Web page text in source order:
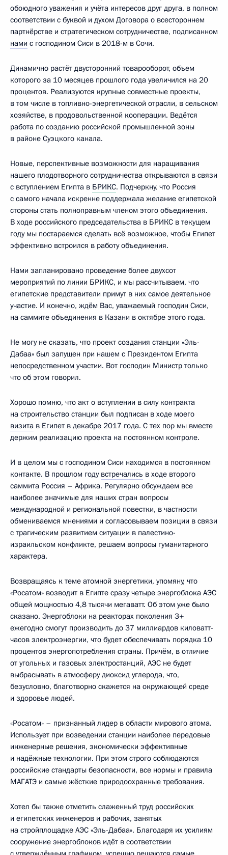
обоюдного уважения и учёта интересов друг друга, в полном
соответствии с буквой и духом Договора о всестороннем
партнёрстве и стратегическом сотрудничестве, подписанном
нами с господином Сиси в 2018-м в Сочи.
Динамично растёт двусторонний товарооборот, объем
которого за 10 месяцев прошлого года увеличился на 20
процентов. Реализуются крупные совместные проекты,
в том числе в топливно-энергетической отрасли, в сельском
хозяйстве, в продовольственной кооперации. Ведётся
работа по созданию российской промышленной зоны
в районе Суэцкого канала.
Новые, перспективные возможности для наращивания
нашего плодотворного сотрудничества открываются в связи
с вступлением Египта в БРИКС. Подчеркну, что Россия
с самого начала искренне поддержала желание египетской
стороны стать полноправным членом этого объединения.
В ходе российского председательства в БРИКС в текущем
году мы постараемся сделать всё возможное, чтобы Египет
эффективно встроился в работу объединения.
Нами запланировано проведение более двухсот
мероприятий по линии БРИКС, и мы рассчитываем, что
египетские представители примут в них самое деятельное
участие. И конечно, ждём Вас, уважаемый господин Сиси,
на саммите объединения в Казани в октябре этого года.
Не могу не сказать, что проект создания станции «Эль-
Дабаа» был запущен при нашем с Президентом Египта
непосредственном участии. Вот господин Министр только
что об этом говорил.
Хорошо помню, что акт о вступлении в силу контракта
на строительство станции был подписан в ходе моего
визита в Египет в декабре 2017 года. С тех пор мы вместе
держим реализацию проекта на постоянном контроле.
И в целом мы с господином Сиси находимся в постоянном
контакте. В прошлом году встречались в ходе второго
саммита Россия – Африка. Регулярно обсуждаем все
наиболее значимые для наших стран вопросы
международной и региональной повестки, в частности
обмениваемся мнениями и согласовываем позиции в связи
с трагическим развитием ситуации в палестино-
израильском конфликте, решаем вопросы гуманитарного
характера.
Возвращаясь к теме атомной энергетики, упомяну, что
«Росатом» возводит в Египте сразу четыре энергоблока АЭС
общей мощностью 4,8 тысячи мегаватт. Об этом уже было
сказано. Энергоблоки на реакторах поколения 3+
ежегодно смогут производить до 37 миллиардов киловатт-
часов электроэнергии, что будет обеспечивать порядка 10
процентов энергопотребления страны. Причём, в отличие
от угольных и газовых электростанций, АЭС не будет
выбрасывать в атмосферу диоксид углерода, что,
безусловно, благотворно скажется на окружающей среде
и здоровье людей.
«Росатом» – признанный лидер в области мирового атома.
Использует при возведении станции наиболее передовые
инженерные решения, экономически эффективные
и надёжные технологии. При этом строго соблюдаются
российские стандарты безопасности, все нормы и правила
МАГАТЭ и самые жёсткие природоохранные требования.
Хотел бы также отметить слаженный труд российских
и египетских инженеров и рабочих, занятых
на стройплощадке АЭС «Эль-Дабаа». Благодаря их усилиям
сооружение энергоблоков идёт в соответствии